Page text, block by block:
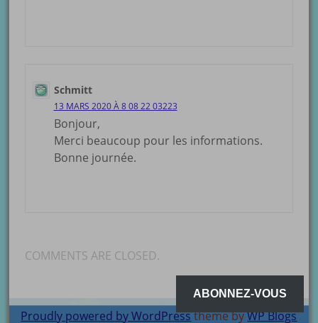
Schmitt
13 MARS 2020 À 8 08 22 03223
Bonjour,
Merci beaucoup pour les informations.
Bonne journée.
COMMENTS ARE CLOSED.
Proudly powered by WordPresstheme byWP Blogs
ABONNEZ-VOUS